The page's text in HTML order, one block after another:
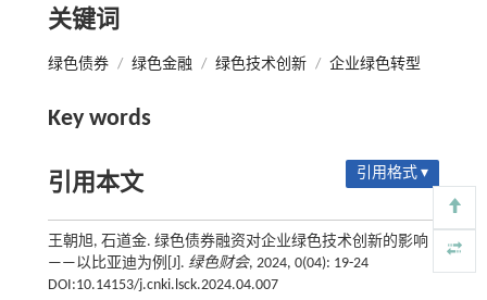
关键词
绿色债券 / 绿色金融 / 绿色技术创新 / 企业绿色转型
Key words
引用本文 引用格式 ▾
王朝旭, 石道金. 绿色债券融资对企业绿色技术创新的影响
——以比亚迪为例[J]. 绿色财会, 2024, 0(04): 19-24
DOI:10.14153/j.cnki.lsck.2024.04.007